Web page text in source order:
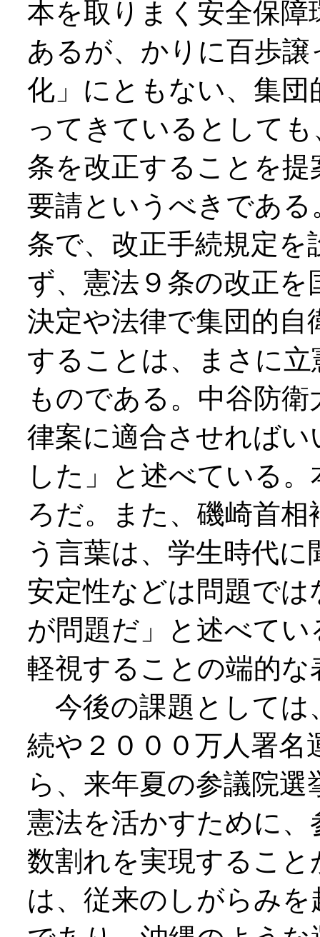
本を取りまく安全保
あるが、かりに百歩
化」にともない、集
ってきているとして
条を改正することを
要請というべきであ
条で、改正手続規定
ず、憲法９条の改正
決定や法律で集団的
することは、まさに
ものである。中谷防
律案に適合させれば
した」と述べている
ろだ。また、磯崎首
う言葉は、学生時代
安定性などは問題で
が問題だ」と述べて
軽視することの端的な
今後の課題としては
続や２０００万人署
ら、来年夏の参議院
憲法を活かすために
数割れを実現するこ
は、従来のしがらみ